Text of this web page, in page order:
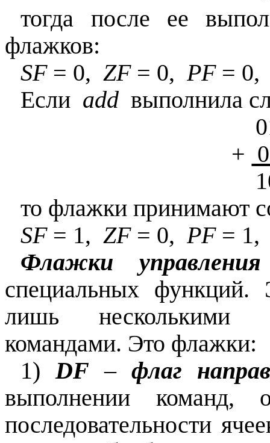
тогда после ее
флажков:
SF= 0,ZF= 0,PF=
Если addвыполнила
0101 0100
+
1001 1001
то флажки принимают
SF= 1,ZF= 0,PF=
Флажки управления
специальных функций.
лишь несколькими
командами. Это флажки:
1)DF –флаг
выполнении команд,
последовательности